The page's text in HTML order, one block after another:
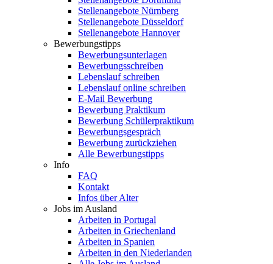
Stellenangebote Nürnberg
Stellenangebote Düsseldorf
Stellenangebote Hannover
Bewerbungstipps
Bewerbungsunterlagen
Bewerbungsschreiben
Lebenslauf schreiben
Lebenslauf online schreiben
E-Mail Bewerbung
Bewerbung Praktikum
Bewerbung Schülerpraktikum
Bewerbungsgespräch
Bewerbung zurückziehen
Alle Bewerbungstipps
Info
FAQ
Kontakt
Infos über Alter
Jobs im Ausland
Arbeiten in Portugal
Arbeiten in Griechenland
Arbeiten in Spanien
Arbeiten in den Niederlanden